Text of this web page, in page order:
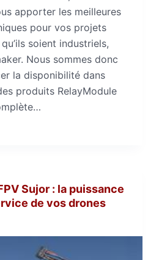
apporter les meilleures
pour vos projets
soient industriels,
Nous sommes donc
la disponibilité dans
produits RelayModule
Sujor : la puissance
de vos drones